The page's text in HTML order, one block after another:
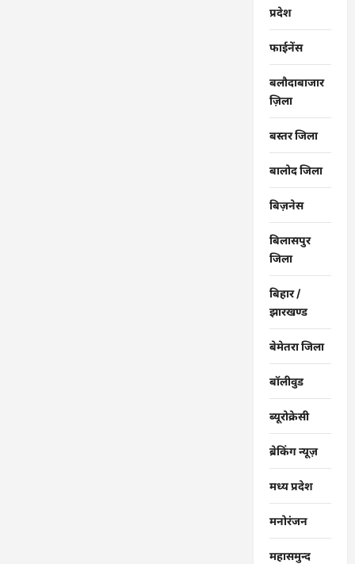
प्रदेश
फाईनेंस
बलौदाबाजार
ज़िला
बस्तर जिला
बालोद जिला
बिज़नेस
बिलासपुर
जिला
बिहार /
झारखण्ड
बेमेतरा जिला
बॉलीवुड
ब्यूरोक्रेसी
ब्रेकिंग न्यूज़
मध्य प्रदेश
मनोरंजन
महासमुन्द